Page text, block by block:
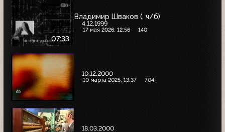
07:33
Владимир Шваков (, ч/б)
4.12.1999
17 мая 2026, 12:56 140
10.12.2000
10 марта 2025, 13:37 704
18.03.2000